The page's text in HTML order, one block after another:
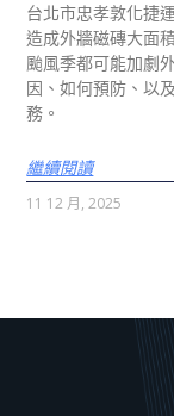
台北市忠孝敦化捷
造成外牆磁磚大面
颱風季都可能加劇
因、如何預防、以
務。
繼續閱讀
11 12 月, 2025